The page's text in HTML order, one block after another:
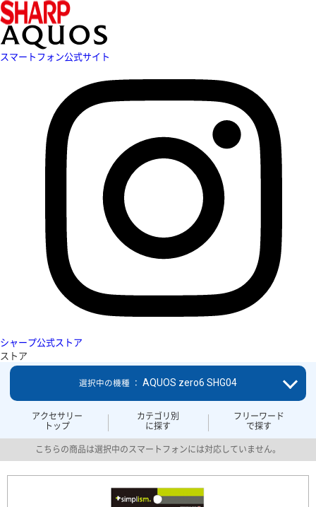
スマートフォン公式サイト
シャープ公式ストア
ストア
アクセサリー
トップ
カテゴリ別
に探す
フリーワード
で探す
選択中の機種 ： AQUOS zero6 SHG04
こちらの商品は選択中のスマートフォンには対応していません。